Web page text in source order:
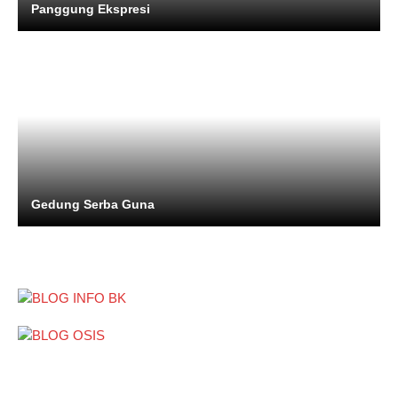
Panggung Ekspresi
Gedung Serba Guna